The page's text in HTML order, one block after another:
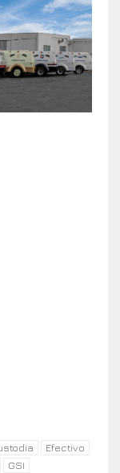
Efectivo
GSI